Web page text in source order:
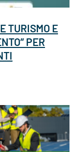
TURISMO E
PER